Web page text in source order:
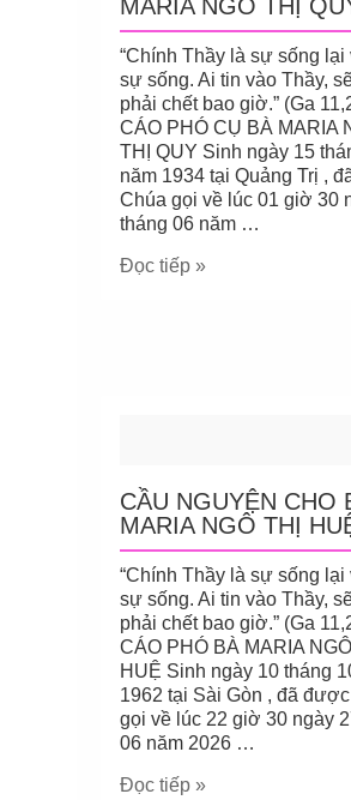
MARIA NGÔ THỊ
“Chính Thầy là sự sống lại
sự sống. Ai tin vào Thầy,
phải chết bao giờ.” (Ga
CÁO PHÓ CỤ BÀ MARIA
THỊ QUY Sinh ngày 15
năm 1934 tại Quảng Trị ,
Chúa gọi về lúc 01 giờ 30
tháng 06 năm …
Đọc tiếp »
CẦU NGUYỆN CHO
MARIA NGÔ THỊ
“Chính Thầy là sự sống lại
sự sống. Ai tin vào Thầy,
phải chết bao giờ.” (Ga
CÁO PHÓ BÀ MARIA NGÔ
HUỆ Sinh ngày 10 tháng
1962 tại Sài Gòn , đã
gọi về lúc 22 giờ 30 ngày
06 năm 2026 …
Đọc tiếp »